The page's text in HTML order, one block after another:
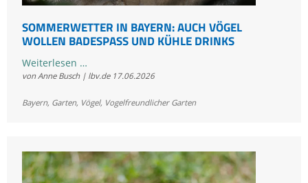
SOMMERWETTER IN BAYERN: AUCH VÖGEL
WOLLEN BADESPASS UND KÜHLE DRINKS
Weiterlesen …
in
Auch
Badespaß
und
von Anne Busch | lbv.de 17.06.2026
Bayern, Garten, Vögel, Vogelfreundlicher Garten